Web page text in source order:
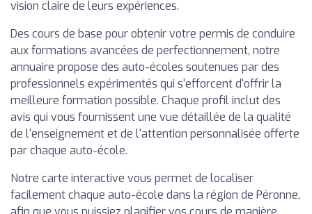
vision claire de leurs expériences.
Des cours de base pour obtenir votre permis de conduire
aux formations avancées de perfectionnement, notre
annuaire propose des auto-écoles soutenues par des
professionnels expérimentés qui s'efforcent d'offrir la
meilleure formation possible. Chaque profil inclut des
avis qui vous fournissent une vue détaillée de la qualité
de l'enseignement et de l'attention personnalisée offerte
par chaque auto-école.
Notre carte interactive vous permet de localiser
facilement chaque auto-école dans la région de Péronne,